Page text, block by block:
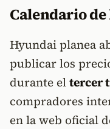
Calendario
Hyundai planea
publicar los
durante eltercer
compradores
en la web oficial